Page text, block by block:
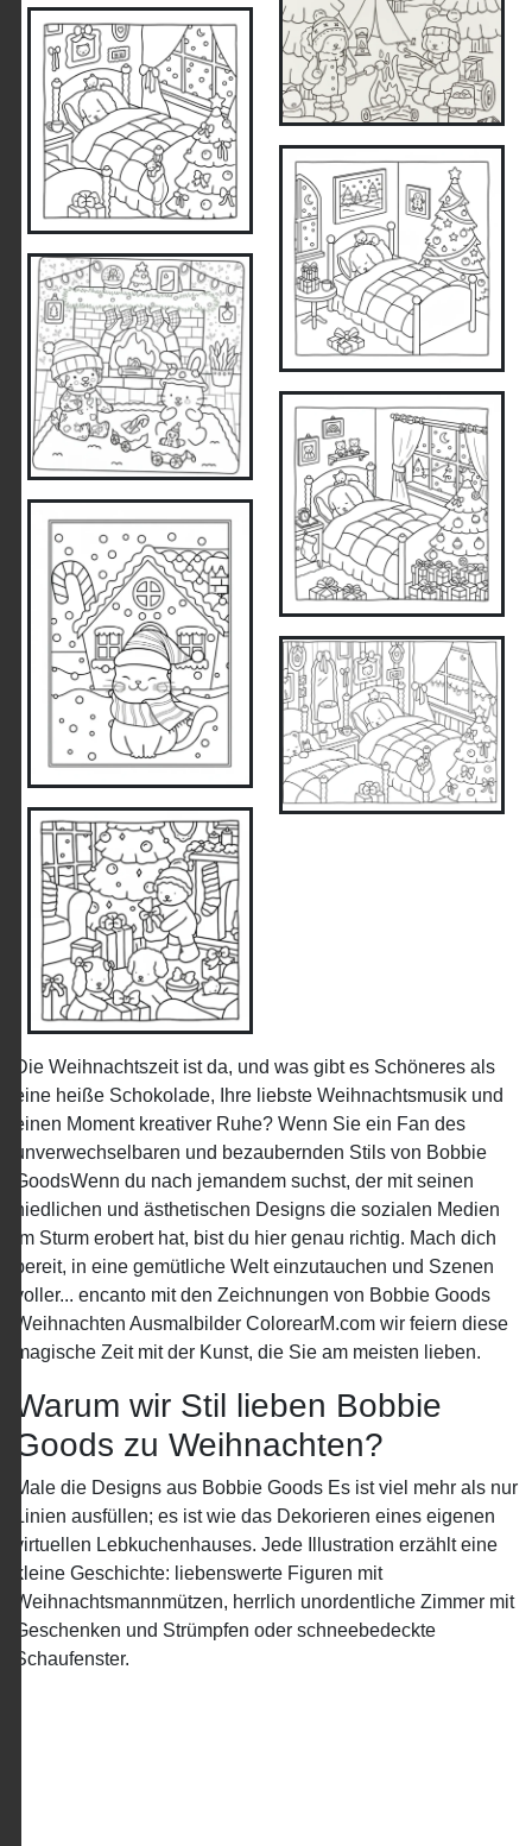
Die Weihnachtszeit ist da, und was gibt es Schöneres als
eine heiße Schokolade, Ihre liebste Weihnachtsmusik und
einen Moment kreativer Ruhe? Wenn Sie ein Fan des
unverwechselbaren und bezaubernden Stils von Bobbie
GoodsWenn du nach jemandem suchst, der mit seinen
niedlichen und ästhetischen Designs die sozialen Medien
im Sturm erobert hat, bist du hier genau richtig. Mach dich
bereit, in eine gemütliche Welt einzutauchen und Szenen
voller... encanto mit den Zeichnungen von Bobbie Goods
Weihnachten Ausmalbilder ColorearM.com wir feiern diese
magische Zeit mit der Kunst, die Sie am meisten lieben.
Warum wir Stil lieben Bobbie
Goods zu Weihnachten?
Male die Designs aus Bobbie Goods Es ist viel mehr als nur
Linien ausfüllen; es ist wie das Dekorieren eines eigenen
virtuellen Lebkuchenhauses. Jede Illustration erzählt eine
kleine Geschichte: liebenswerte Figuren mit
Weihnachtsmannmützen, herrlich unordentliche Zimmer mit
Geschenken und Strümpfen oder schneebedeckte
Schaufenster.